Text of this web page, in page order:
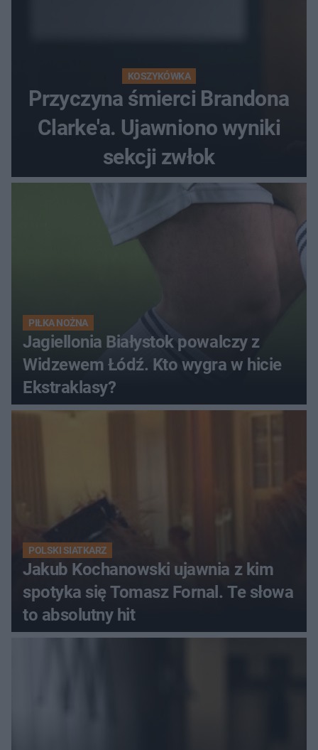
KOSZYKÓWKA
Przyczyna śmierci Brandona
Clarke'a. Ujawniono wyniki
sekcji zwłok
PIŁKA NOŻNA
Jagiellonia Białystok powalczy z
Widzewem Łódź. Kto wygra w hicie
Ekstraklasy?
POLSKI SIATKARZ
Jakub Kochanowski ujawnia z kim
spotyka się Tomasz Fornal. Te słowa
to absolutny hit